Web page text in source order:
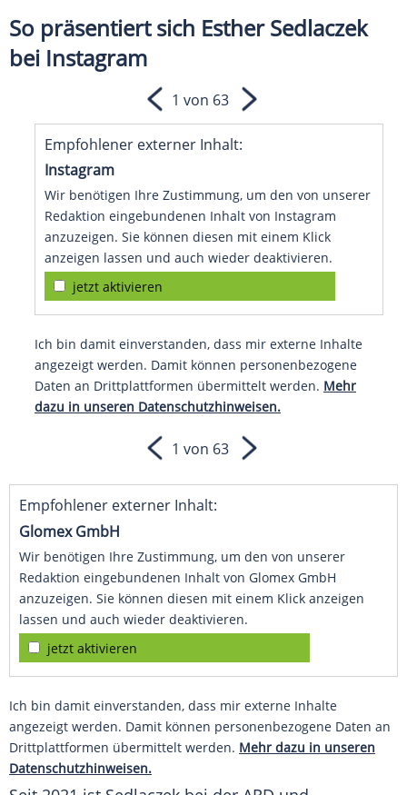
So präsentiert sich Esther Sedlaczek
bei Instagram
Empfohlener externer Inhalt:
Instagram
Wir benötigen Ihre Zustimmung, um den von unserer
Redaktion eingebundenen Inhalt von Instagram
anzuzeigen. Sie können diesen mit einem Klick
anzeigen lassen und auch wieder deaktivieren.
jetzt aktivieren
Ich bin damit einverstanden, dass mir externe Inhalte
angezeigt werden. Damit können personenbezogene
Daten an Drittplattformen übermittelt werden. Mehr
dazu in unseren Datenschutzhinweisen.
1 von 63
1 von 63
Empfohlener externer Inhalt:
Glomex GmbH
Wir benötigen Ihre Zustimmung, um den von unserer
Redaktion eingebundenen Inhalt von Glomex GmbH
anzuzeigen. Sie können diesen mit einem Klick anzeigen
lassen und auch wieder deaktivieren.
jetzt aktivieren
Ich bin damit einverstanden, dass mir externe Inhalte
angezeigt werden. Damit können personenbezogene Daten an
Drittplattformen übermittelt werden. Mehr dazu in unseren
Datenschutzhinweisen.